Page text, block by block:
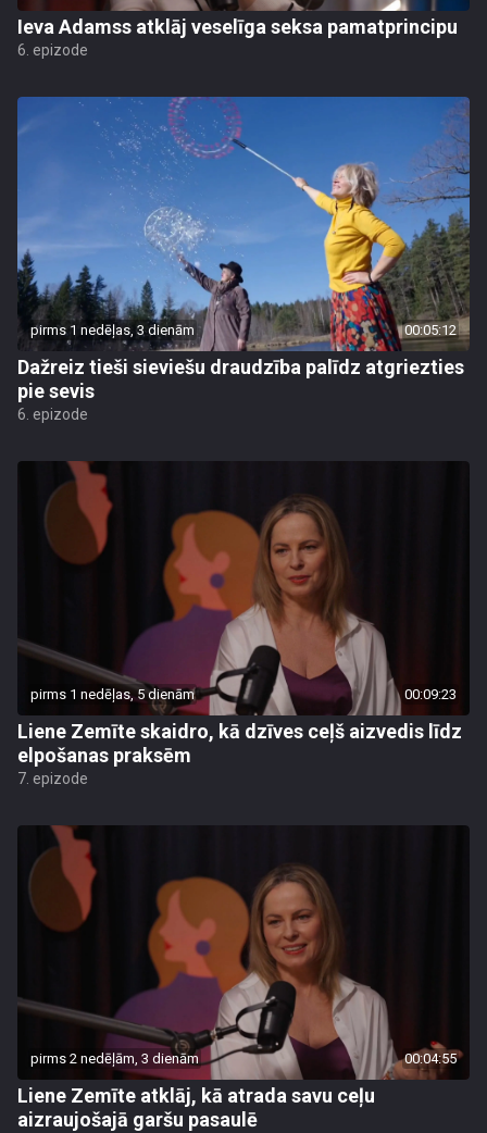
Ieva Adamss atklāj veselīga seksa pamatprincipu
6. epizode
pirms 1 nedēļas, 3 dienām 00:05:12
Dažreiz tieši sieviešu draudzība palīdz atgriezties
pie sevis
6. epizode
pirms 1 nedēļas, 5 dienām 00:09:23
Liene Zemīte skaidro, kā dzīves ceļš aizvedis līdz
elpošanas praksēm
7. epizode
pirms 2 nedēļām, 3 dienām 00:04:55
Liene Zemīte atklāj, kā atrada savu ceļu
aizraujošajā garšu pasaulē